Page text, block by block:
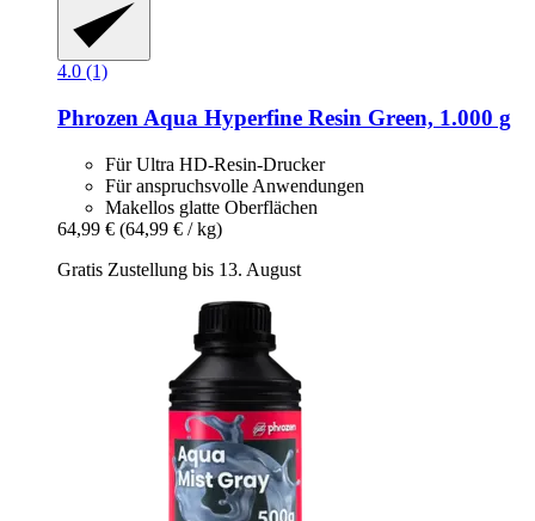
4.0 (1)
Phrozen Aqua Hyperfine Resin Green, 1.000 g
Für Ultra HD-Resin-Drucker
Für anspruchsvolle Anwendungen
Makellos glatte Oberflächen
64,99 € (64,99 € / kg)
Gratis Zustellung bis 13. August